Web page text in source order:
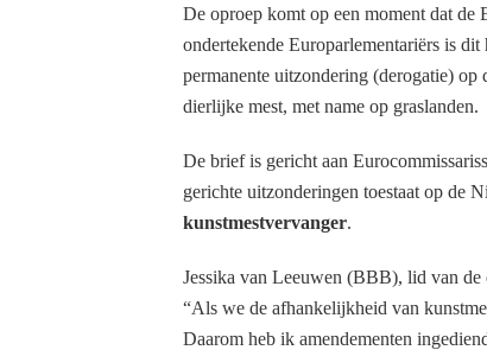
De oproep komt op een moment dat de
ondertekende Europarlementariërs is
permanente uitzondering (derogatie)
dierlijke mest, met name op graslanden.
De brief is gericht aan
gerichte uitzonderingen toestaat op de
kunstmestvervanger.
Jessika van Leeuwen (BBB), lid van
“Als we de afhankelijkheid van
Daarom heb ik amendementen